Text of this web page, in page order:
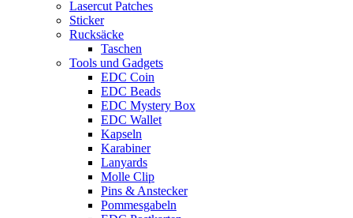
Lasercut Patches
Sticker
Rucksäcke
Taschen
Tools und Gadgets
EDC Coin
EDC Beads
EDC Mystery Box
EDC Wallet
Kapseln
Karabiner
Lanyards
Molle Clip
Pins & Anstecker
Pommesgabeln